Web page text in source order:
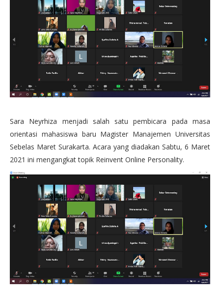
Sara Neyrhiza menjadi salah satu pembicara pada masa
orientasi mahasiswa baru Magister Manajemen Universitas
Sebelas Maret Surakarta. Acara yang diadakan Sabtu, 6 Maret
2021 ini mengangkat topik Reinvent Online Personality.